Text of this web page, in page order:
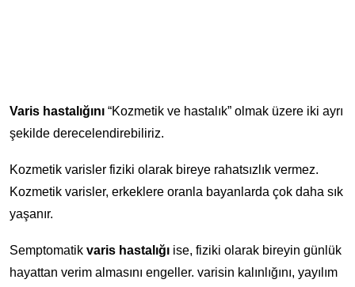
Varis hastalığını “Kozmetik ve hastalık” olmak üzere iki ayrı
şekilde derecelendirebiliriz.
Kozmetik varisler fiziki olarak bireye rahatsızlık vermez.
Kozmetik varisler, erkeklere oranla bayanlarda çok daha sık
yaşanır.
Semptomatik varis hastalığı ise, fiziki olarak bireyin günlük
hayattan verim almasını engeller. varisin kalınlığını, yayılım